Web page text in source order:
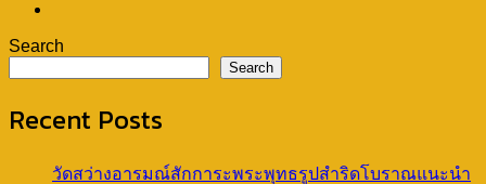
Search
Search
Recent Posts
วัดสว่างอารมณ์สักการะพระพุทธรูปสำริดโบราณแนะนำ